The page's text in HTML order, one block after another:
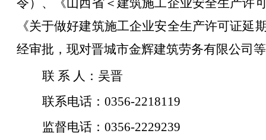
令）、《山西省＜建筑施工企业安全生产许
《关于做好建筑施工企业安全生产许可证
经审批 ， 现对晋城市金辉建筑劳务有限公司 等
联 系 人：吴晋
联系电话： 0356-2218119
监督电话： 0356-2229239